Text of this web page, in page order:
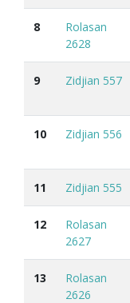
8
Rolasan
2628
9 Zidjian 557
10 Zidjian 556
11 Zidjian 555
12
Rolasan
2627
13
Rolasan
2626